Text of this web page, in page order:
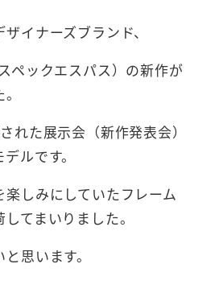
イナーズブランド、
ペックエスパス）の新作が
れた展示会（新作発表会）
ルです。
楽しみにしていたフレーム
てまいりました。
思います。